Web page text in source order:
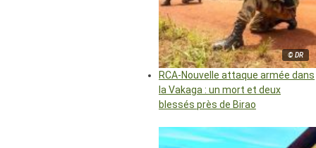
© DR
RCA-Nouvelle attaque armée dans
la Vakaga : un mort et deux
blessés près de Birao